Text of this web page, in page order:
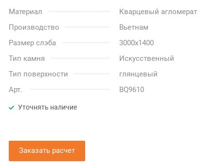
Материал
Кварцевый агломерат
Производство
Вьетнам
Размер слэба
3000x1400
Тип камня
Искусственный
Тип поверхности
глянцевый
Арт.
BQ9610
Уточнять наличие
Заказать расчет